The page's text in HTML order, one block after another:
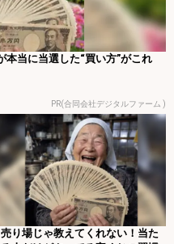
本当に当選した“買い方”がこれ
PR(合同会社デジタルファーム )
売り場じゃ教えてくれない！当た